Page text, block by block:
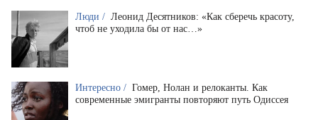
Люди / Леонид Десятников: «Как сберечь красоту,
чтоб не уходила бы от нас…»
Интересно / Гомер, Нолан и релоканты. Как
современные эмигранты повторяют путь Одиссея